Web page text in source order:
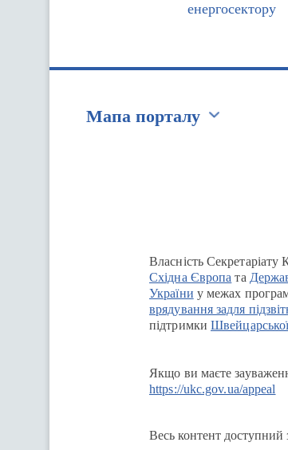
енергосектору
Мапа порталу
Власність Секретаріату
Східна Європа та
України у межах
врядування задля
підтримки Швейцарської
Якщо ви маєте
https://ukc.gov.ua/appeal
Весь контент доступний